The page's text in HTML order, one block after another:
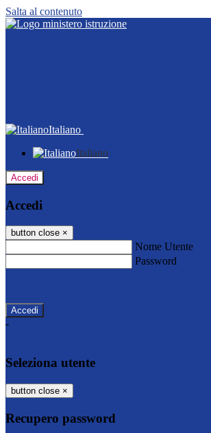
Salta al contenuto
Italiano
Italiano
Accedi
Accedi
button close ×
Nome Utente
Password
-
Seleziona utente
button close ×
Recupero password